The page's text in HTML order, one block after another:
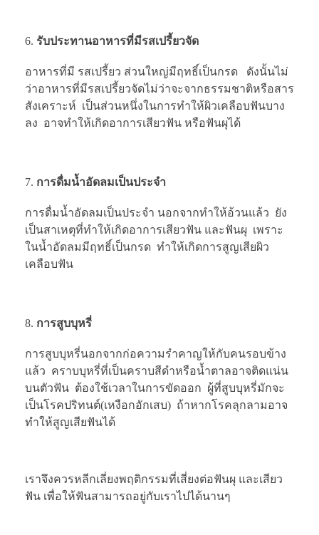
รับประทานอาหารที่มีรสเปรี้ยวจัด
อาหารที่มี รสเปรี้ยว ส่วนใหญ่มีฤทธิ์เป็นกรด ดังนั้นไม่
ว่าอาหารที่มีรสเปรี้ยวจัดไม่ว่าจะจากธรรมชาติหรือสาร
สังเคราะห์ เป็นส่วนหนึ่งในการทำให้ผิวเคลือบฟันบาง
ลง อาจทำให้เกิดอาการเสียวฟัน หรือฟันผุได้
การดื่มน้ำอัดลมเป็นประจำ
การดื่มน้ำอัดลมเป็นประจำ นอกจากทำให้อ้วนแล้ว ยัง
เป็นสาเหตุที่ทำให้เกิดอาการเสียวฟัน และฟันผุ เพราะ
ในน้ำอัดลมมีฤทธิ์เป็นกรด ทำให้เกิดการสูญเสียผิว
เคลือบฟัน
การสูบบุหรี่
การสูบบุหรี่นอกจากก่อความรำคาญให้กับคนรอบข้าง
แล้ว คราบบุหรี่ที่เป็นคราบสีดำหรือน้ำตาลอาจติดแน่น
บนตัวฟัน ต้องใช้เวลาในการขัดออก ผู้ที่สูบบุหรี่มักจะ
เป็นโรคปริทนต์(เหงือกอักเสบ) ถ้าหากโรคลุกลามอาจ
ทำให้สูญเสียฟันได้
เราจึงควรหลีกเลี่ยงพฤติกรรมที่เสี่ยงต่อฟันผุ และเสียว
ฟัน เพื่อให้ฟันสามารถอยู่กับเราไปได้นานๆ